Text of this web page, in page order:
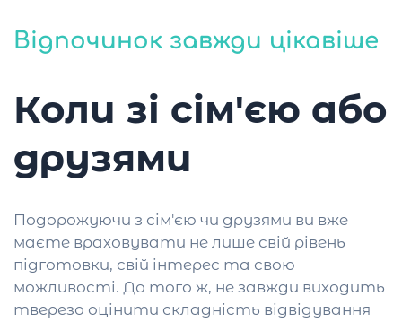
Відпочинок завжди цікавіше
Коли зі сім'єю або
друзями
Подорожуючи з сім'єю чи друзями ви вже
маєте враховувати не лише свій рівень
підготовки, свій інтерес та свою
можливості. До того ж, не завжди виходить
тверезо оцінити складність відвідування